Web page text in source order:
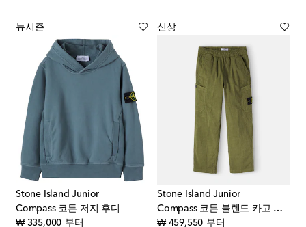
뉴시즌
Stone Island Junior
Compass 코튼 저지 후디
부터
₩ 335,000
신상
Stone Island Junior
Compass 코튼 블렌드 카고 팬츠
부터
₩ 459,550